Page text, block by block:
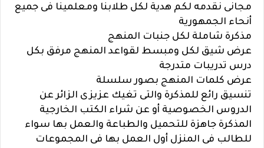
مجانى نقدمه لكم هدية لكل طلابنا ومعلمينا فى جميع
أنحاء الجمهورية
مذكرة شاملة لكل جنبات المنهج
عرض شيق لكل ومبسط لقواعد المنهج مرفق بكل
درس تدريبات متدرجة
عرض كلمات المنهج بصور سلسلة
تنسيق رائع للمذكرة والتى تغيك عزيزى الزائر عن
الدروس الخصوصية أو عن شراء الكتب الخارجية
المذكرة جاهزة للتحميل والطباعة والعمل بها سواء
للطالب فى المنزل أول العمل بها فى المجموعات